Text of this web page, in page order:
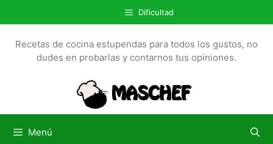
a
l
Dificultad
Recetas de cocina estupendas para todos los gustos, no
dudes en probarlas y contarnos tus opiniones.
Menú